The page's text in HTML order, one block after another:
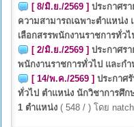
[ 8/มิ.ย./2569 ] ประกาศร
ความสามารถเฉพาะตำแหน่
เลือกสรรพนักงานราชการทั่วไ
[ 2/มิ.ย./2569 ] ประกาศร
พนักงานราชการทั่วไป และก
[ 14/พ.ค./2569 ] ประกาศ
ทั่วไป ตำแหน่ง นักวิชาการศึก
1 ตำแหน่ง ( 548 / ) โดย